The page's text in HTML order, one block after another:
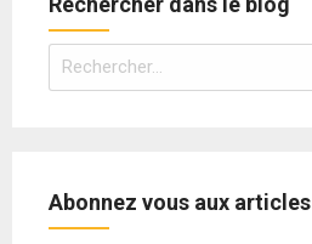
Rechercher :
Abonnez vous aux articles